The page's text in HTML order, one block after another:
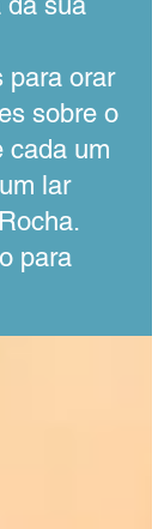
para orar
sobre o
cada um
lar
para